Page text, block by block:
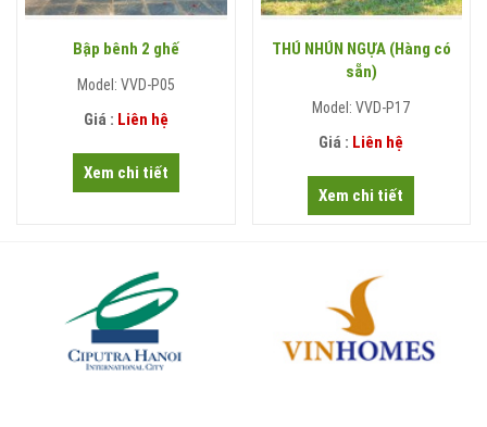
Bập bênh 2 ghế
Model: VVD-P05
Giá : Liên hệ
Xem chi tiết
THÚ NHÚN NGỰA (Hàng có
sẵn)
Model: VVD-P17
Giá : Liên hệ
Xem chi tiết